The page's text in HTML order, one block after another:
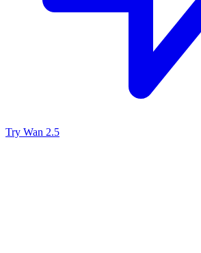
Try Wan 2.5